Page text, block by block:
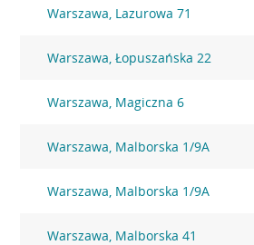
Warszawa, Lazurowa 71
Warszawa, Łopuszańska 22
Warszawa, Magiczna 6
Warszawa, Malborska 1/9A
Warszawa, Malborska 1/9A
Warszawa, Malborska 41